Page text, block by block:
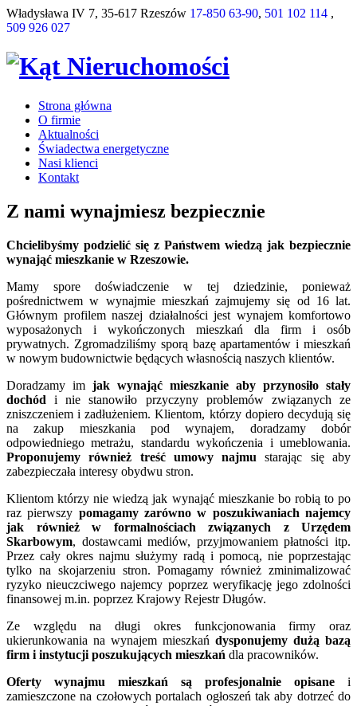
Władysława IV 7, 35-617 Rzeszów 17-850 63-90, 501 102 114 ,
509 926 027
Strona główna
O firmie
Aktualności
Świadectwa energetyczne
Nasi klienci
Kontakt
Z nami wynajmiesz bezpiecznie
Chcielibyśmy podzielić się z Państwem wiedzą jak bezpiecznie
wynająć mieszkanie w Rzeszowie.
Mamy spore doświadczenie w tej dziedzinie, ponieważ
pośrednictwem w wynajmie mieszkań zajmujemy się od 16 lat.
Głównym profilem naszej działalności jest wynajem komfortowo
wyposażonych i wykończonych mieszkań dla firm i osób
prywatnych. Zgromadziliśmy sporą bazę apartamentów i mieszkań
w nowym budownictwie będących własnością naszych klientów.
Doradzamy im jak wynająć mieszkanie aby przynosiło stały
dochód i nie stanowiło przyczyny problemów związanych ze
zniszczeniem i zadłużeniem. Klientom, którzy dopiero decydują się
na zakup mieszkania pod wynajem, doradzamy dobór
odpowiedniego metrażu, standardu wykończenia i umeblowania.
Proponujemy również treść umowy najmu starając się aby
zabezpieczała interesy obydwu stron.
Klientom którzy nie wiedzą jak wynająć mieszkanie bo robią to po
raz pierwszy pomagamy zarówno w poszukiwaniach najemcy
jak również w formalnościach związanych z Urzędem
Skarbowym, dostawcami mediów, przyjmowaniem płatności itp.
Przez cały okres najmu służymy radą i pomocą, nie poprzestając
tylko na skojarzeniu stron. Pomagamy również zminimalizować
ryzyko nieuczciwego najemcy poprzez weryfikację jego zdolności
finansowej m.in. poprzez Krajowy Rejestr Długów.
Ze względu na długi okres funkcjonowania firmy oraz
ukierunkowania na wynajem mieszkań dysponujemy dużą bazą
firm i instytucji poszukujących mieszkań dla pracowników.
Oferty wynajmu mieszkań są profesjonalnie opisane i
zamieszczone na czołowych portalach ogłoszeń tak aby dotrzeć do